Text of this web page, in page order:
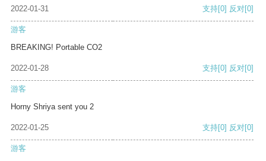
2022-01-31 支持[0] 反对[0]
游客
BREAKING! Portable CO2
2022-01-28 支持[0] 反对[0]
游客
Horny Shriya sent you 2
2022-01-25 支持[0] 反对[0]
游客